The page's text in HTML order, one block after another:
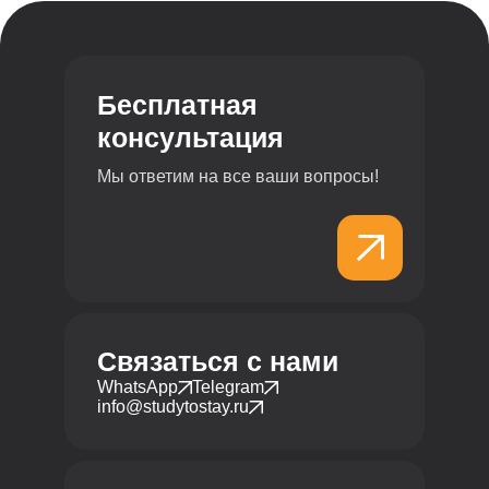
Бесплатная
консультация
Мы ответим на все ваши вопросы!
Связаться с нами
WhatsApp
Telegram
info@studytostay.ru